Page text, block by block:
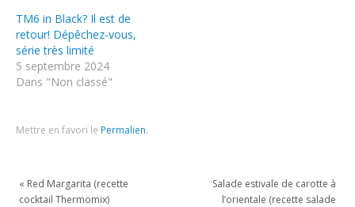
TM6 in Black? Il est de
retour! Dépêchez-vous,
série très limité
5 septembre 2024
Dans "Non classé"
Mettre en favori le Permalien.
« Red Margarita (recette
cocktail Thermomix)
Salade estivale de carotte à
l’orientale (recette salade